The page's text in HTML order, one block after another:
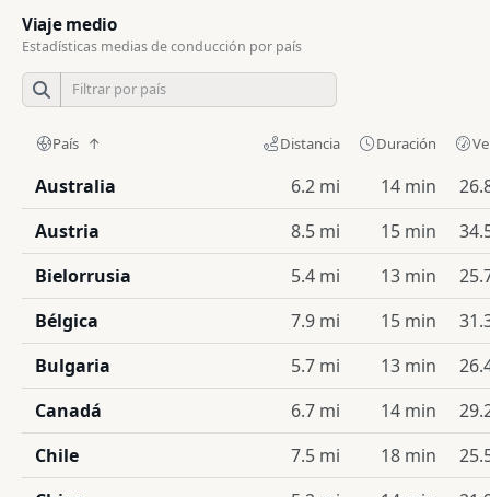
Viaje medio
Estadísticas medias de conducción por país
País Distancia Duración
Australia 6.2 mi 14 min
Austria
8.5 mi 15 min
Bielorrusia
5.4 mi 13 min
Bélgica
7.9 mi 15 min
Bulgaria
5.7 mi 13 min
Canadá
6.7 mi 14 min
Chile
7.5 mi 18 min